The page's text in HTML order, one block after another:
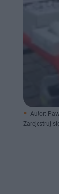
Autor:
Zarejestruj